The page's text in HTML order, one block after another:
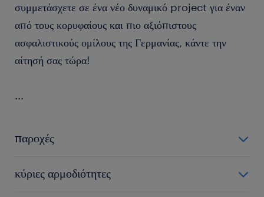
συμμετάσχετε σε ένα νέο δυναμικό project για έναν
από τους κορυφαίους και πιο αξιόπιστους
ασφαλιστικούς ομίλους της Γερμανίας, κάντε την
αίτησή σας τώρα!
...
παροχές
Ασφαλιστικό σύμβουλο με γερμανικά:
κύριες αρμοδιότητες